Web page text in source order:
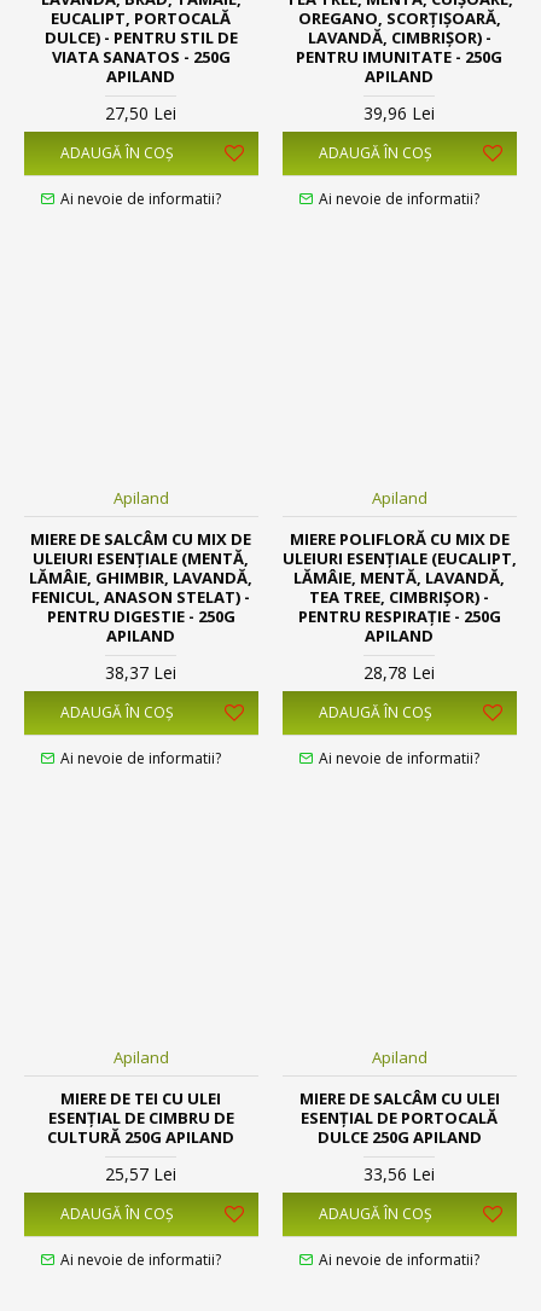
EUCALIPT, PORTOCALĂ
DULCE) - PENTRU STIL DE
VIATA SANATOS - 250G
APILAND
27,50 Lei
ADAUGĂ ÎN COŞ
Ai nevoie de informatii?
OREGANO, SCORȚIȘOARĂ,
LAVANDĂ, CIMBRIȘOR) -
PENTRU IMUNITATE - 250G
APILAND
39,96 Lei
ADAUGĂ ÎN COŞ
Ai nevoie de informatii?
Apiland
MIERE DE SALCÂM CU MIX DE
ULEIURI ESENȚIALE (MENTĂ,
LĂMÂIE, GHIMBIR, LAVANDĂ,
FENICUL, ANASON STELAT) -
PENTRU DIGESTIE - 250G
APILAND
38,37 Lei
ADAUGĂ ÎN COŞ
Ai nevoie de informatii?
Apiland
MIERE POLIFLORĂ CU MIX DE
ULEIURI ESENȚIALE (EUCALIPT,
LĂMÂIE, MENTĂ, LAVANDĂ,
TEA TREE, CIMBRIȘOR) -
PENTRU RESPIRAȚIE - 250G
APILAND
28,78 Lei
ADAUGĂ ÎN COŞ
Ai nevoie de informatii?
Apiland
MIERE DE TEI CU ULEI
ESENȚIAL DE CIMBRU DE
CULTURĂ 250G APILAND
25,57 Lei
ADAUGĂ ÎN COŞ
Ai nevoie de informatii?
Apiland
MIERE DE SALCÂM CU ULEI
ESENȚIAL DE PORTOCALĂ
DULCE 250G APILAND
33,56 Lei
ADAUGĂ ÎN COŞ
Ai nevoie de informatii?